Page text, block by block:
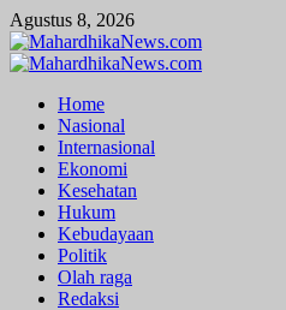
Skip
to
content
Agustus 8, 2026
Primary
Home
Nasional
Internasional
Ekonomi
Kesehatan
Hukum
Kebudayaan
Politik
Olah raga
Redaksi